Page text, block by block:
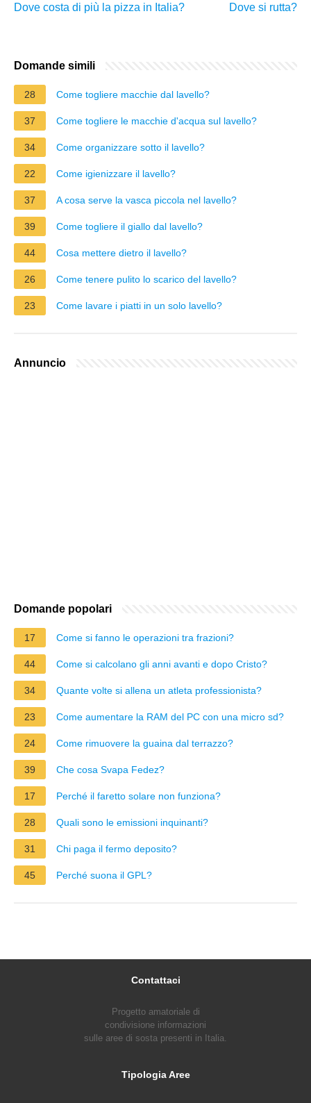
Dove costa di più la pizza in Italia?
Dove si rutta?
Domande simili
28 Come togliere macchie dal lavello?
37 Come togliere le macchie d'acqua sul lavello?
34 Come organizzare sotto il lavello?
22 Come igienizzare il lavello?
37 A cosa serve la vasca piccola nel lavello?
39 Come togliere il giallo dal lavello?
44 Cosa mettere dietro il lavello?
26 Come tenere pulito lo scarico del lavello?
23 Come lavare i piatti in un solo lavello?
Annuncio
Domande popolari
17 Come si fanno le operazioni tra frazioni?
44 Come si calcolano gli anni avanti e dopo Cristo?
34 Quante volte si allena un atleta professionista?
23 Come aumentare la RAM del PC con una micro sd?
24 Come rimuovere la guaina dal terrazzo?
39 Che cosa Svapa Fedez?
17 Perché il faretto solare non funziona?
28 Quali sono le emissioni inquinanti?
31 Chi paga il fermo deposito?
45 Perché suona il GPL?
Contattaci
Progetto amatoriale di
condivisione informazioni
sulle aree di sosta presenti in Italia.
Tipologia Aree